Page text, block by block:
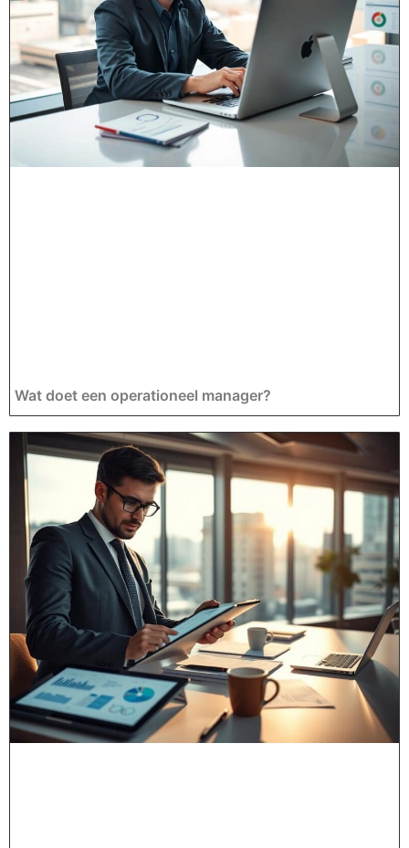
Wat doet een operationeel manager?